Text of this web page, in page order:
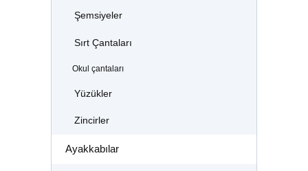
Şemsiyeler
Sırt Çantaları
Okul çantaları
Yüzükler
Zincirler
Ayakkabılar